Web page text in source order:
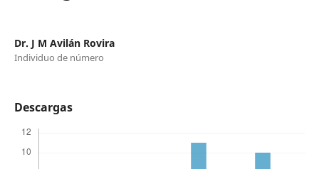
Dr. J M Avilán Rovira
Individuo de número
Descargas